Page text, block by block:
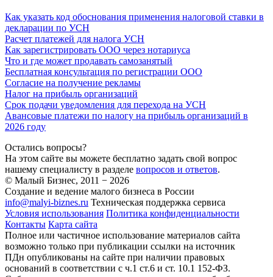
Как указать код обоснования применения налоговой ставки в
декларации по УСН
Расчет платежей для налога УСН
Как зарегистрировать ООО через нотариуса
Что и где может продавать самозанятый
Бесплатная консультация по регистрации ООО
Согласие на получение рекламы
Налог на прибыль организаций
Срок подачи уведомления для перехода на УСН
Авансовые платежи по налогу на прибыль организаций в
2026 году
Остались вопросы?
На этом сайте вы можете бесплатно задать свой вопрос
нашему специалисту в разделе вопросов и ответов.
© Малый Бизнес, 2011 − 2026
Создание и ведение малого бизнеса в России
info@malyi-biznes.ru Техническая поддержка сервиса
Условия использования Политика конфиденциальности
Контакты Карта сайта
Полное или частичное использование материалов сайта
возможно только при публикации ссылки на источник
ПДн опубликованы на сайте при наличии правовых
оснований в соответствии с ч.1 ст.6 и ст. 10.1 152-ФЗ.